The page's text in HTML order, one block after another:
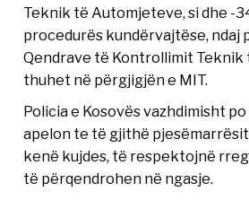
Teknik të Automjeteve, si dhe -
procedurës kundërvajtëse, ndaj
Qendrave të Kontrollimit Teknik
thuhet në përgjigjën e MIT.
Policia e Kosovës vazhdimisht
apelon te të gjithë
kenë kujdes, të respektojnë
të përqendrohen në ngasje.